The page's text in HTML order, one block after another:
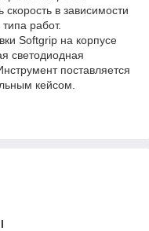
в зависимости
работ.
Softgrip на корпусе
светодиодная
поставляется
кейсом.